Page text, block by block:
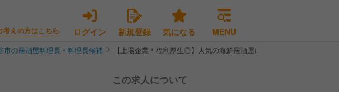
えの方はこちら ログイン 新規登録 気になる MENU
市の居酒屋料理長・料理長候補 【上場企業＊福利厚生◎】人気の海鮮居酒屋にて店舗スタッフを募集
この求人について